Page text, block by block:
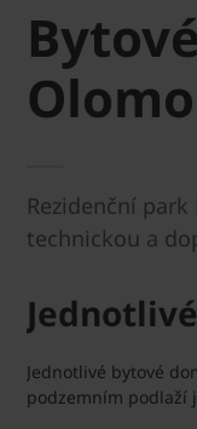
Rezidenční
technickou a
Jednotlivé bytové
podzemním podlaží